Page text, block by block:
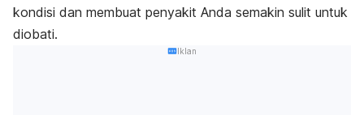
kondisi dan membuat penyakit Anda semakin sulit untuk
diobati.
Iklan